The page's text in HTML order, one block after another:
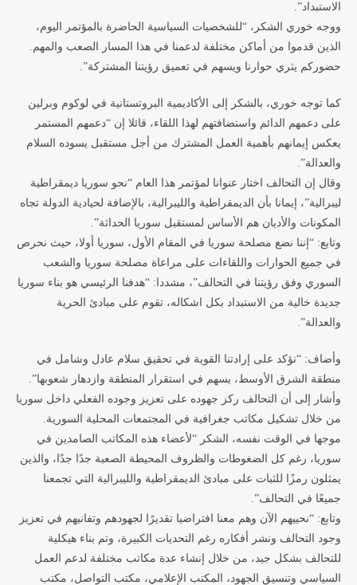
الاستبداد”.
ووجه خوري الشكر، “للشخصيات السياسية الحاضرة بالمؤتمر اليوم،
الذين قدموا من أماكن مختلفة لدعمنا في هذا المسار الصعب والمهم.
حضوركم يثري حوارنا ويسهم في تعميق رؤيتنا المشتركة”.
كما توجه خوري، بالشكر إلى الأكاديمية البروتستانية في لوكوم وبرلين
على دعمهم الدائم واستضافتهم لهذا اللقاء، قائلا إن “دعمهم المستمر
يعكس إيمانهم بأهمية العمل المشترك من أجل مستقبل يسوده السلام
والعدالة”.
وقال إن التحالف اختار عنوانا لمؤتمر هذا العام “نحو سوريا ديمقراطية
ليبرالية”، إيمانا بأن الديمقراطية والليبرالية، بالإضافة لحيادية الدولة تجاه
المكونات والأديان هم الأساس لمستقبل سوريا الحداثة”.
وتابع: “إننا نضع مصلحة سوريا في المقام الأول، سوريا أولا، حيث نحرص
في جميع الحوارات واللقاءات على مراعاة مصلحة سوريا والشعب
السوري وفق رؤيتنا في التحالف”، مشددا: “هدفنا الرئيسي هو بناء سوريا
جديدة خالية من الاستبداد بكل اشكاله، تقوم على مبادئ الحرية
والعدالة”.
وأضاف: “نؤكد على إرادتنا القوية في تحقيق سلام عادل وشامل في
منطقة الشرق الأوسط، يسهم في استقرار المنطقة وازدهار شعوبها”.
وأشار إلى أن التحالف ركز جهوده على تعزيز وجوده الفعلي داخل سوريا
من خلال تشكيل مكاتب جغرافية في المجتمعات المحلية السورية.
موجها في الوقت نفسه، الشكر “لأعضاء هذه المكاتب الصامدين في
سوريا، رغم كل الضغوطات والظروف المحيطة الصعبة جدًا جدًا، والذين
يمثلون رمزًا للثبات على مبادئ الديمقراطية والليبرالية التي تجمعنا
جميعًا في التحالف”.
وتابع: “نحييهم الآن وهم معنا افتراضيا تقديرًا لجهودهم وتفانيهم في تعزيز
وجود التحالف ونشر أفكاره رغم التحديات الكبيرة، وتم بناء هيكلية
للتحالف بشكل جيد، من خلال إنشاء عدة مكاتب مختلفة لدعم العمل
السياسي وتنسيق الجهود، المكتب الإعلامي، مكتب التواصل، مكتب